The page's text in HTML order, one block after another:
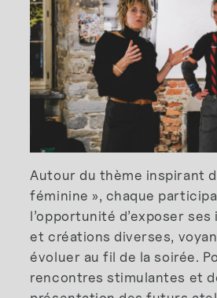
Autour du thème inspirant
féminine », chaque
l’opportunité d’exposer
et créations diverses,
évoluer au fil de la soirée.
rencontres stimulantes et